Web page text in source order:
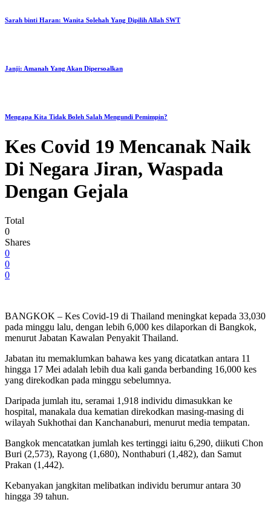
Sarah binti Haran: Wanita Solehah Yang Dipilih Allah SWT
Janji: Amanah Yang Akan Dipersoalkan
Mengapa Kita Tidak Boleh Salah Mengundi Pemimpin?
Kes Covid 19 Mencanak Naik
Di Negara Jiran, Waspada
Dengan Gejala
Total
0
Shares
0
0
0
BANGKOK – Kes Covid-19 di Thailand meningkat kepada 33,030
pada minggu lalu, dengan lebih 6,000 kes dilaporkan di Bangkok,
menurut Jabatan Kawalan Penyakit Thailand.
Jabatan itu memaklumkan bahawa kes yang dicatatkan antara 11
hingga 17 Mei adalah lebih dua kali ganda berbanding 16,000 kes
yang direkodkan pada minggu sebelumnya.
Daripada jumlah itu, seramai 1,918 individu dimasukkan ke
hospital, manakala dua kematian direkodkan masing-masing di
wilayah Sukhothai dan Kanchanaburi, menurut media tempatan.
Bangkok mencatatkan jumlah kes tertinggi iaitu 6,290, diikuti Chon
Buri (2,573), Rayong (1,680), Nonthaburi (1,482), dan Samut
Prakan (1,442).
Kebanyakan jangkitan melibatkan individu berumur antara 30
hingga 39 tahun.